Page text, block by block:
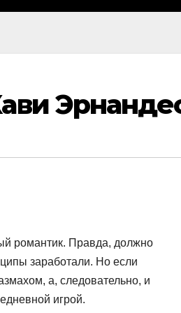
романтик. Правда, должно
заработали. Но если
а, следовательно, и
игрой.